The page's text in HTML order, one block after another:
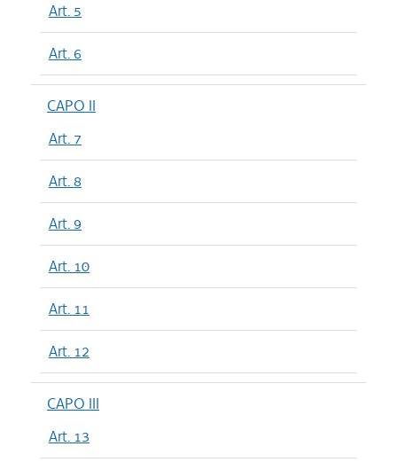
Art. 5
Art. 6
CAPO II
Art. 7
Art. 8
Art. 9
Art. 10
Art. 11
Art. 12
CAPO III
Art. 13